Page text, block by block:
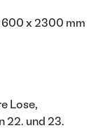
600 x 2300 mm
Lose,
22. und 23.